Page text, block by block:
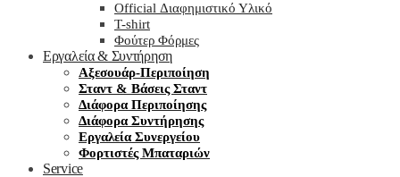
Official Διαφημιστικό Υλικό
T-shirt
Φούτερ Φόρμες
Εργαλεία & Συντήρηση
Αξεσουάρ-Περιποίηση
Σταντ & Βάσεις Σταντ
Διάφορα Περιποίησης
Διάφορα Συντήρησης
Εργαλεία Συνεργείου
Φορτιστές Μπαταριών
Service